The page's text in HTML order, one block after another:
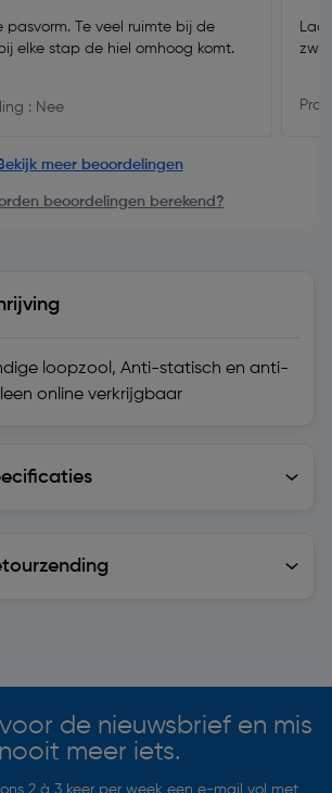
pasvorm. Te veel ruimte bij de
elke stap de hiel omhoog komt.
: Nee
meer beoordelingen
beoordelingen berekend?
loopzool, Anti-statisch en anti-
online verkrijgbaar
de nieuwsbrief en mis
nooit meer iets.
2 à 3 keer per week een e-mail vol met